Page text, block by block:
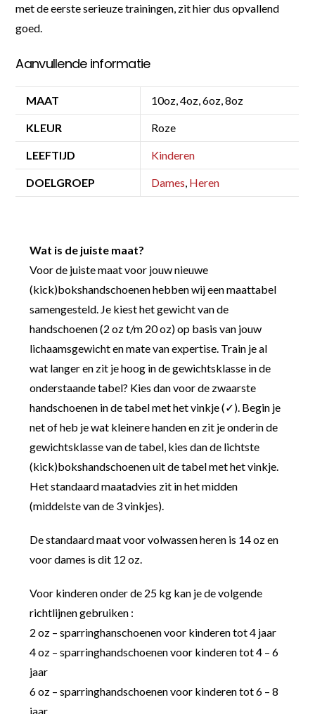
met de eerste serieuze trainingen, zit hier dus opvallend
goed.
Aanvullende informatie
MAAT 10oz, 4oz, 6oz, 8oz
KLEUR Roze
LEEFTIJD Kinderen
DOELGROEP Dames Heren
Wat is de juiste maat?
Voor de juiste maat voor jouw nieuwe
(kick)bokshandschoenen hebben wij een maattabel
samengesteld. Je kiest het gewicht van de
handschoenen (2 oz t/m 20 oz) op basis van jouw
lichaamsgewicht en mate van expertise. Train je al
wat langer en zit je hoog in de gewichtsklasse in de
onderstaande tabel? Kies dan voor de zwaarste
handschoenen in de tabel met het vinkje (✓). Begin je
net of heb je wat kleinere handen en zit je onderin de
gewichtsklasse van de tabel, kies dan de lichtste
(kick)bokshandschoenen uit de tabel met het vinkje.
Het standaard maatadvies zit in het midden
(middelste van de 3 vinkjes).
De standaard maat voor volwassen heren is 14 oz en
voor dames is dit 12 oz.
Voor kinderen onder de 25 kg kan je de volgende
richtlijnen gebruiken :
2 oz – sparringhanschoenen voor kinderen tot 4 jaar
4 oz – sparringhandschoenen voor kinderen tot 4 – 6
jaar
6 oz – sparringhandschoenen voor kinderen tot 6 – 8
jaar